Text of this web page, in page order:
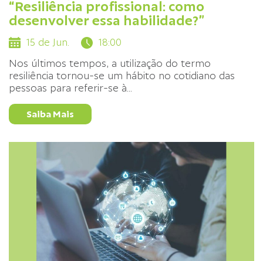
“Resiliência profissional: como
desenvolver essa habilidade?”
15 de Jun.
18:00
Nos últimos tempos, a utilização do termo
resiliência tornou-se um hábito no cotidiano das
pessoas para referir-se à
Saiba Mais